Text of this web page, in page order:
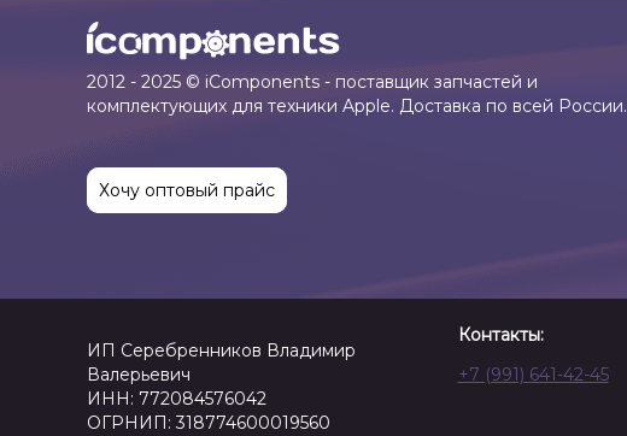
2012 - 2025 © iComponents - поставщик запчастей и
комплектующих для техники Apple. Доставка по всей России.
Хочу оптовый прайс
ИП Серебренников Владимир
Валерьевич
ИНН: 772084576042
ОГРНИП: 318774600019560
Контакты:
+7 (991) 641-42-45